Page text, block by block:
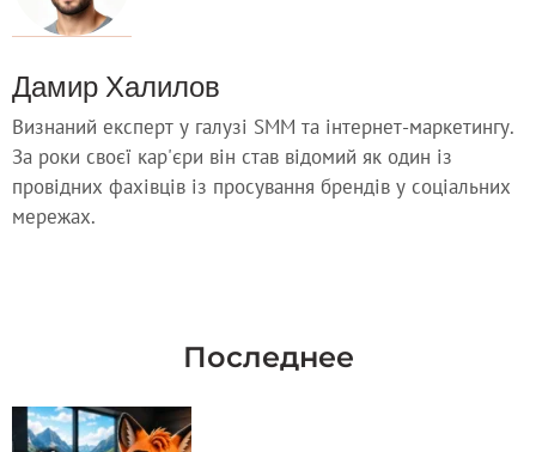
Дамир Халилов
Визнаний експерт у галузі SMM та інтернет-маркетингу.
За роки своєї кар'єри він став відомий як один із
провідних фахівців із просування брендів у соціальних
мережах.
Последнее